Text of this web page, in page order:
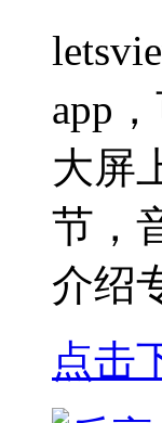
app
大屏
节，
介绍
点击